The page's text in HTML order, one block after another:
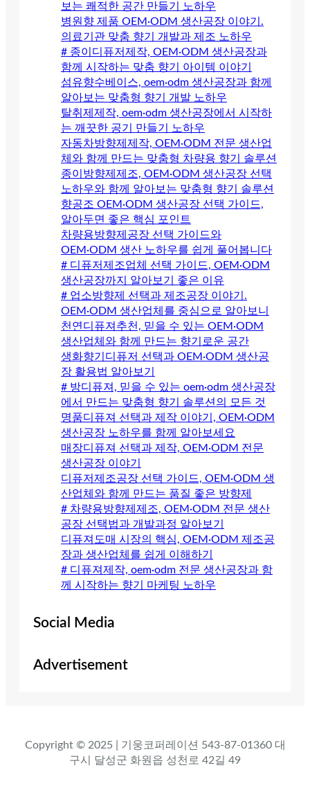
보는 쾌적한 공간 만들기 노하우
병원향 제품 OEM·ODM 생산공장 이야기.
의료기관 맞춤 향기 개발과 제조 노하우
# 종이디퓨저제작, OEM·ODM 생산공장과
함께 시작하는 맞춤 향기 아이템 이야기
섬유향수베이스, oem·odm 생산공장과 함께
알아보는 맞춤형 향기 개발 노하우
탈취제제작, oem·odm 생산공장에서 시작하
는 깨끗한 공기 만들기 노하우
자동차방향제제작, OEM·ODM 전문 생산업
체와 함께 만드는 맞춤형 차량용 향기 솔루션
종이방향제제조, OEM·ODM 생산공장 선택
노하우와 함께 알아보는 맞춤형 향기 솔루션
향공조 OEM·ODM 생산공장 선택 가이드,
알아두면 좋은 핵심 포인트
차량용방향제공장 선택 가이드와
OEM·ODM 생산 노하우를 쉽게 풀어봅니다
# 디퓨저제조업체 선택 가이드, OEM·ODM
생산공장까지 알아보기 좋은 이유
# 업소방향제 선택과 제조공장 이야기.
OEM·ODM 생산업체를 중심으로 알아보니
천연디퓨져추천, 믿을 수 있는 OEM·ODM
생산업체와 함께 만드는 향기로운 공간
생화향기디퓨저 선택과 OEM·ODM 생산공
장 활용법 알아보기
# 방디퓨져, 믿을 수 있는 oem·odm 생산공장
에서 만드는 맞춤형 향기 솔루션의 모든 것
명품디퓨져 선택과 제작 이야기, OEM·ODM
생산공장 노하우를 함께 알아보세요
매장디퓨져 선택과 제작, OEM·ODM 전문
생산공장 이야기
디퓨저제조공장 선택 가이드, OEM·ODM 생
산업체와 함께 만드는 품질 좋은 방향제
# 차량용방향제제조, OEM·ODM 전문 생산
공장 선택법과 개발과정 알아보기
디퓨져도매 시장의 핵심, OEM·ODM 제조공
장과 생산업체를 쉽게 이해하기
# 디퓨져제작, oem·odm 전문 생산공장과 함
께 시작하는 향기 마케팅 노하우
Social Media
Advertisement
Copyright © 2025 | 기웅코퍼레이션 543-87-01360 대
구시 달성군 화원읍 성천로 42길 49